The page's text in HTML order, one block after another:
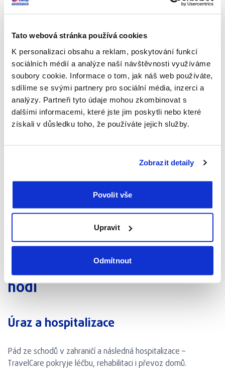
Tato webová stránka používá cookies
K personalizaci obsahu a reklam, poskytování funkcí
sociálních médií a analýze naší návštěvnosti využíváme
soubory cookie. Informace o tom, jak náš web používáte,
sdílíme se svými partnery pro sociální média, inzerci a
analýzy. Partneři tyto údaje mohou zkombinovat s
dalšími informacemi, které jste jim poskytli nebo které
získali v důsledku toho, že používáte jejich služby.
Zobrazit detaily
Povolit vše
Upravit
Odmítnout
Domácí mazlíček
Krytí až do výše 800 eur na nečekané veterinární ošetření
psa nebo kočky během pobytu.
Manuální práce v zahraničí
Speciální krytí pro práci na stavbě, ve skladu nebo na farmě.
Kdy se vám TravelCare opravdu
hodí
Úraz a hospitalizace
Pád ze schodů v zahraničí a následná hospitalizace –
TravelCare pokryje léčbu, rehabilitaci i převoz domů.